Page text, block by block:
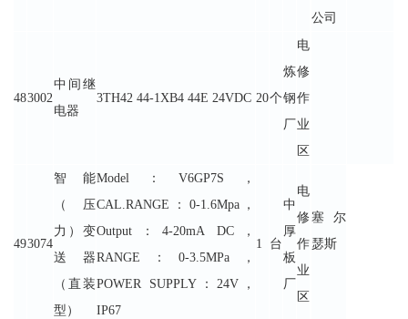
公司
483002
中间继
电器
3TH42 44-1XB4 44E 24VDC 20个
炼
钢
厂
电
修
作
业
区
493074
智能
（压
力）变
送器
（直装
型）
Model：V6GP7S，
CAL.RANGE：0-1.6Mpa，
Output：4-20mA DC，
RANGE：0-3.5MPa，
POWER SUPPLY：24V，
IP67
1 台
中
厚
板
厂
电
修
作
业
区
塞尔
瑟斯